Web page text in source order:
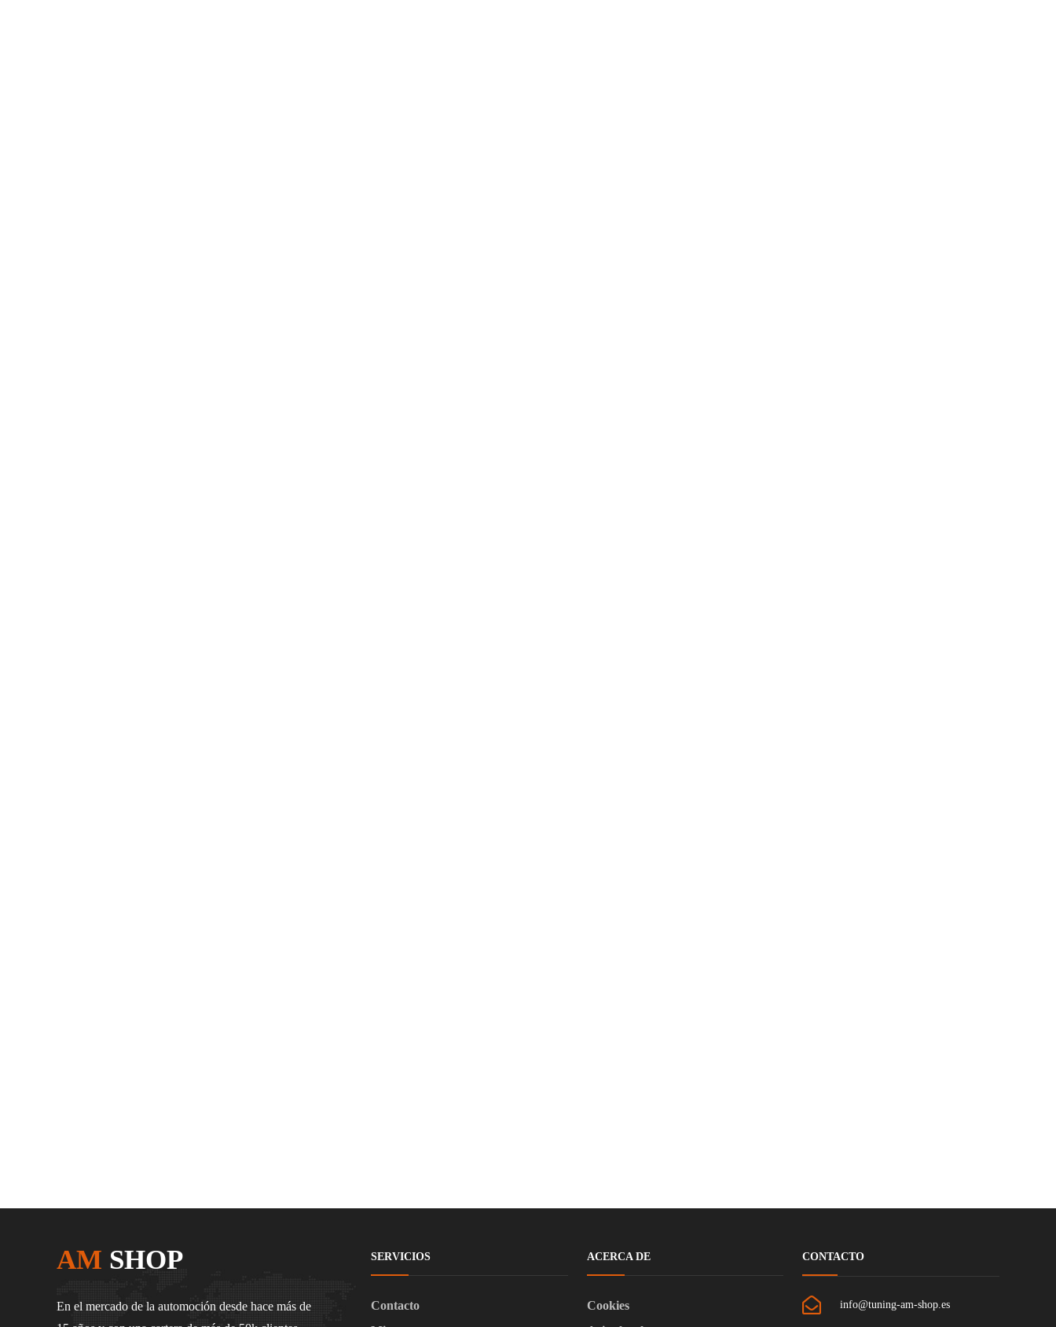
AM SHOP
En el mercado de la automoción desde hace más de
SERVICIOS
Contacto
ACERCA DE
Cookies
CONTACTO
info@tuning-am-shop.es